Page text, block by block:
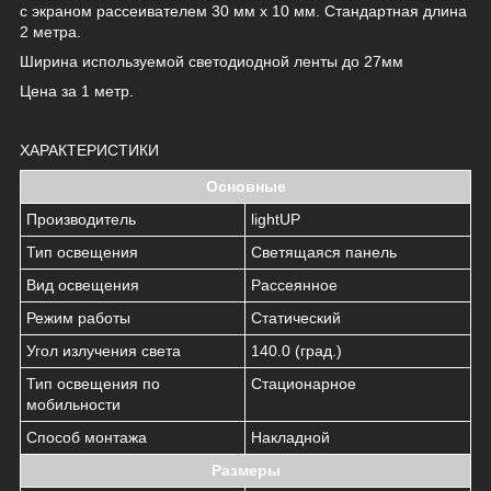
с экраном рассеивателем 30 мм x 10 мм. Стандартная длина
2 метра.
Ширина используемой светодиодной ленты до 27мм
Цена за 1 метр.
ХАРАКТЕРИСТИКИ
Основные
Производитель
lightUP
Тип освещения
Светящаяся панель
Вид освещения
Рассеянное
Режим работы
Статический
Угол излучения света
140.0 (град.)
Тип освещения по
мобильности
Стационарное
Способ монтажа
Накладной
Размеры